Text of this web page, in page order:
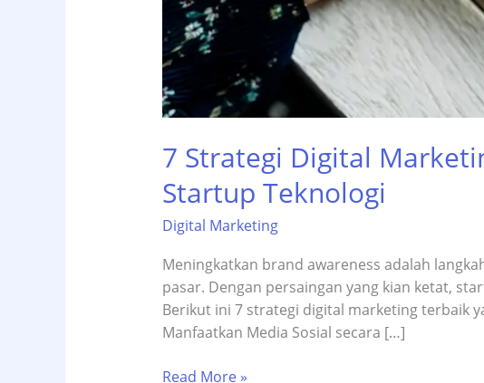
7 Strategi Digital
Startup Teknologi
Digital Marketing
Meningkatkan brand awareness adalah
pasar. Dengan persaingan yang kian ketat,
Berikut ini 7 strategi digital marketing terbaik
Manfaatkan Media Sosial secara […]
7
Read More »